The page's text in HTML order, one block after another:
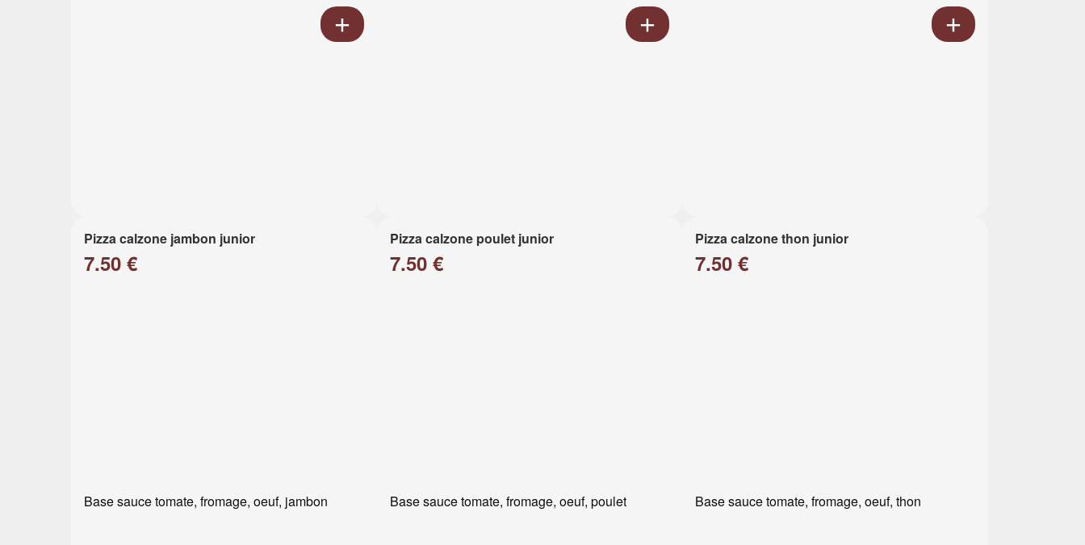
Pizza calzone jambon junior
7.50 €
Base sauce tomate, fromage, oeuf, jambon
Pizza calzone poulet junior
7.50 €
Base sauce tomate, fromage, oeuf, poulet
Pizza calzone thon junior
7.50 €
Base sauce tomate, fromage, oeuf, thon